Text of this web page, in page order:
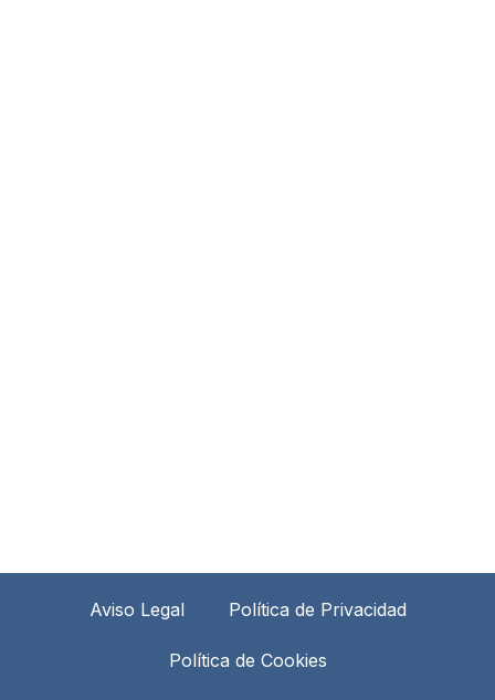
Aviso Legal Política de Privacidad
Política de Cookies